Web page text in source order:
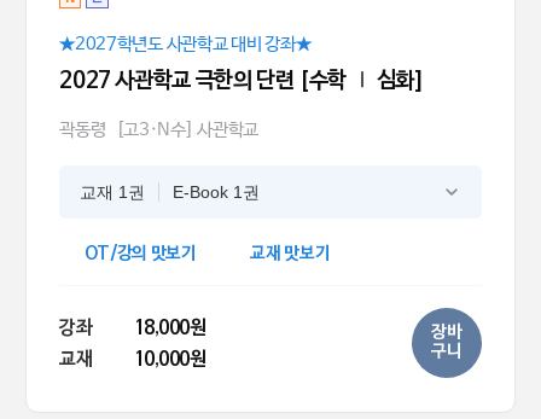
★2027학년도 사관학교 대비 강좌★
2027 사관학교 극한의 단련 [수학 Ⅰ 심화]
곽동령 [고3·N수] 사관학교
교재 1권 E-Book 1권
OT/강의 맛보기 교재 맛보기
강좌
18,000원
교재
10,000원
장바
구니